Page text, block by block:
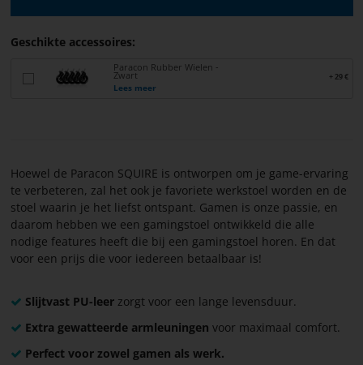
PARACON
Geschikte accessoires:
Paracon Rubber Wielen -
Zwart
Lees meer
+ 29 €
Hoewel de Paracon SQUIRE is ontworpen om je game-ervaring
te verbeteren, zal het ook je favoriete werkstoel worden en de
stoel waarin je het liefst ontspant. Gamen is onze passie, en
daarom hebben we een gamingstoel ontwikkeld die alle
nodige features heeft die bij een gamingstoel horen. En dat
voor een prijs die voor iedereen betaalbaar is!
Slijtvast PU-leerzorgt voor een lange levensduur.
Extra gewatteerde armleuningen voor maximaal comfort.
Perfect voor zowel gamen als werk.